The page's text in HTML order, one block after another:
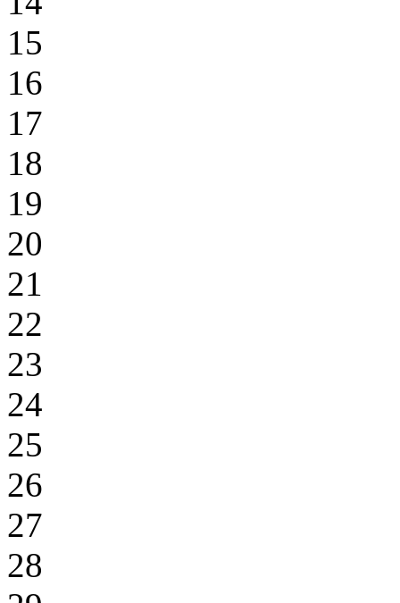
15
16
17
18
19
20
21
22
23
24
25
26
27
28